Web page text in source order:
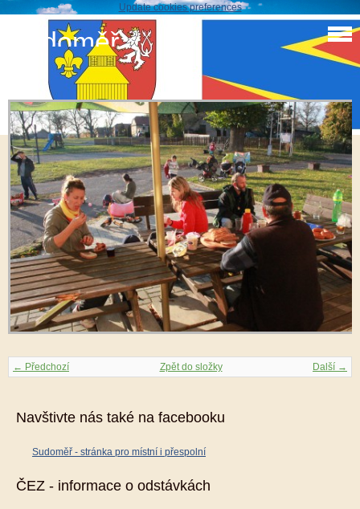
Update cookies preferences
Sudoměř
IMG_7443
← Předchozí Další →
Zpět do složky
Navštivte nás také na facebooku
Sudoměř - stránka pro místní i přespolní
ČEZ - informace o odstávkách